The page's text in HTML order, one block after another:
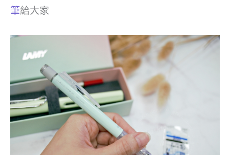
筆給大家